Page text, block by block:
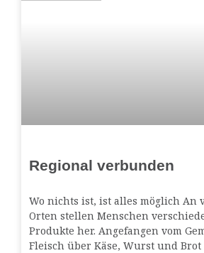
Regional verbunden
Wo nichts ist, ist alles möglich An
Orten stellen Menschen
Produkte her. Angefangen vom
Fleisch über Käse, Wurst und